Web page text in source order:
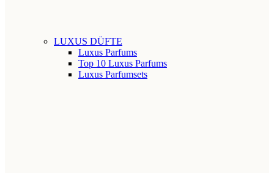
LUXUS DÜFTE
Luxus Parfums
Top 10 Luxus Parfums
Luxus Parfumsets